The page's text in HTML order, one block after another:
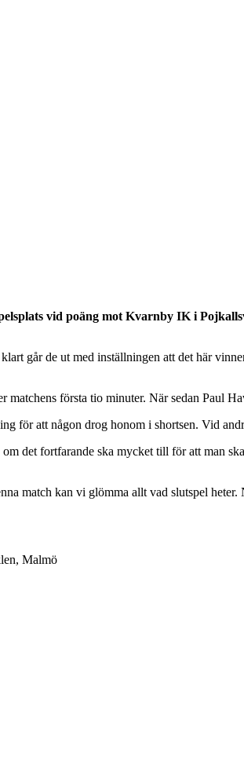
vid poäng mot Kvarnby IK i
går de ut med inställningen att det här
första tio minuter. När sedan Paul
för att någon drog honom i shortsen. Vid
det fortfarande ska mycket till för att man
match kan vi glömma allt vad slutspel
Malmö